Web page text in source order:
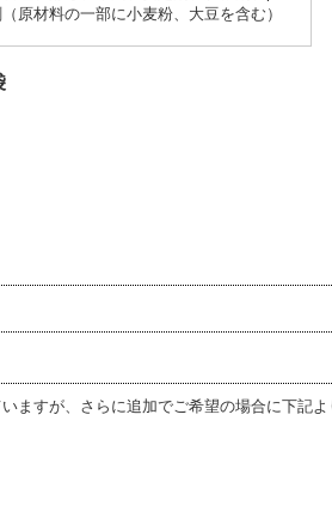
原材料の一部に小麦粉、大豆を含む）
ますが、さらに追加でご希望の場合に下記